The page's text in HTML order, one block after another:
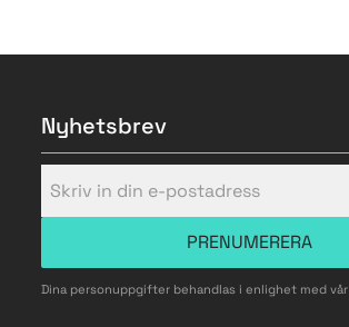
Nyhetsbrev
PRENUMERERA
Dina personuppgifter behandlas i enlighet med vår